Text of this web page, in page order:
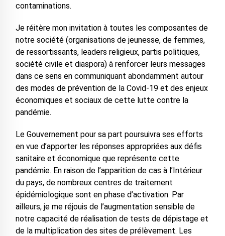
contaminations.
Je réitère mon invitation à toutes les composantes de
notre société (organisations de jeunesse, de femmes,
de ressortissants, leaders religieux, partis politiques,
société civile et diaspora) à renforcer leurs messages
dans ce sens en communiquant abondamment autour
des modes de prévention de la Covid-19 et des enjeux
économiques et sociaux de cette lutte contre la
pandémie.
Le Gouvernement pour sa part poursuivra ses efforts
en vue d’apporter les réponses appropriées aux défis
sanitaire et économique que représente cette
pandémie. En raison de l’apparition de cas à l’Intérieur
du pays, de nombreux centres de traitement
épidémiologique sont en phase d’activation. Par
ailleurs, je me réjouis de l’augmentation sensible de
notre capacité de réalisation de tests de dépistage et
de la multiplication des sites de prélèvement. Les